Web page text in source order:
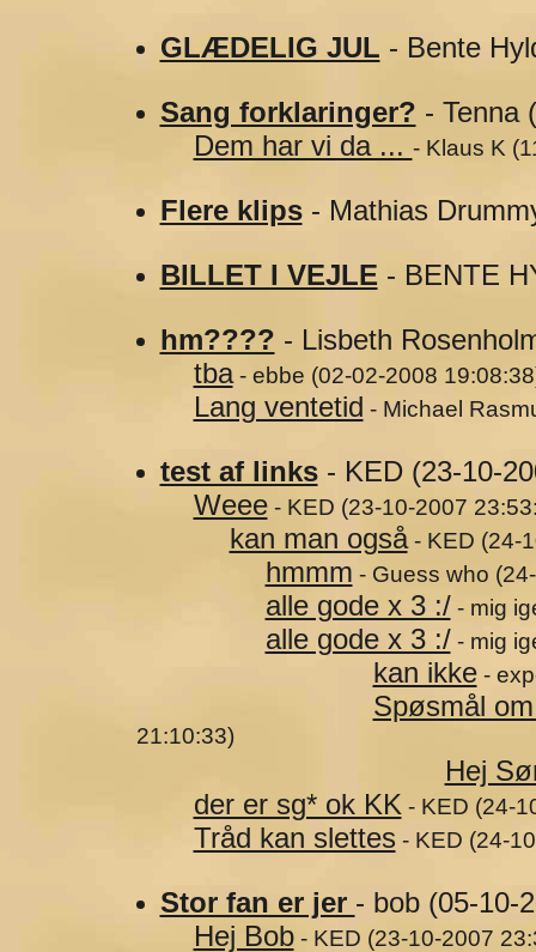
GLÆDELIG JUL - Bente
Sang forklaringer? - Tenna
Dem har vi da ... - Klaus K
Flere klips- Mathias
BILLET I VEJLE - BENTE
hm???? - Lisbeth
tba- ebbe (02-02-2008
Lang ventetid - Michael
test af links- KED (23-10-
Weee- KED (23-10-2007
kan man også- KED (24-
hmmm - Guess who
alle gode x 3 :/ - mig
alle gode x 3 :/ - mig
kan ikke-
Spøsmål
21:10:33)
Hej
der er sg* ok KK - KED (24-
Tråd kan slettes - KED (24-
Stor fan er jer - bob (05-10-
Hej Bob- KED (23-10-2007